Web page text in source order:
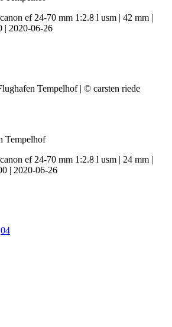
ef 24-70 mm 1:2.8 l usm | 42 mm |
| 2020-06-26
Tempelhof
ef 24-70 mm 1:2.8 l usm | 24 mm |
| 2020-06-26
04